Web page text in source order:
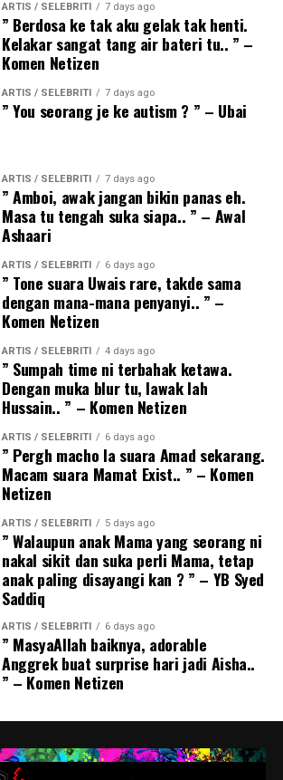
ARTIS / SELEBRITI 7 days ago
” Berdosa ke tak aku gelak tak henti.
Kelakar sangat tang air bateri tu.. ” –
Komen Netizen
ARTIS / SELEBRITI 7 days ago
” You seorang je ke autism ? ” – Ubai
ARTIS / SELEBRITI 7 days ago
” Amboi, awak jangan bikin panas eh.
Masa tu tengah suka siapa.. ” – Awal
Ashaari
ARTIS / SELEBRITI 6 days ago
” Tone suara Uwais rare, takde sama
dengan mana-mana penyanyi.. ” –
Komen Netizen
ARTIS / SELEBRITI 4 days ago
” Sumpah time ni terbahak ketawa.
Dengan muka blur tu, lawak lah
Hussain.. ” – Komen Netizen
ARTIS / SELEBRITI 6 days ago
” Pergh macho la suara Amad sekarang.
Macam suara Mamat Exist.. ” – Komen
Netizen
ARTIS / SELEBRITI 5 days ago
” Walaupun anak Mama yang seorang ni
nakal sikit dan suka perli Mama, tetap
anak paling disayangi kan ? ” – YB Syed
Saddiq
ARTIS / SELEBRITI 6 days ago
” MasyaAllah baiknya, adorable
Anggrek buat surprise hari jadi Aisha..
” – Komen Netizen